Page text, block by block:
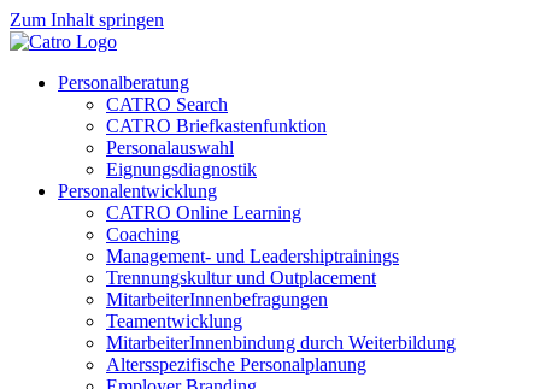
Zum Inhalt springen
Personalberatung
CATRO Search
CATRO Briefkastenfunktion
Personalauswahl
Eignungsdiagnostik
Personalentwicklung
CATRO Online Learning
Coaching
Management- und Leadershiptrainings
Trennungskultur und Outplacement
MitarbeiterInnenbefragungen
Teamentwicklung
MitarbeiterInnenbindung durch Weiterbildung
Altersspezifische Personalplanung